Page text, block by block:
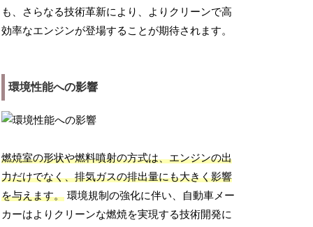
も、さらなる技術革新により、よりクリーンで高
効率なエンジンが登場することが期待されます。
環境性能への影響
燃焼室の形状や燃料噴射の方式は、エンジンの出
力だけでなく、排気ガスの排出量にも大きく影響
を与えます。 環境規制の強化に伴い、自動車メー
カーはよりクリーンな燃焼を実現する技術開発に